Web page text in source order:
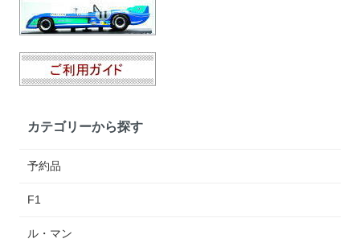
カテゴリーから探す
予約品
F1
ル・マン